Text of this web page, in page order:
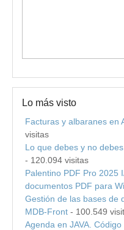
Lo más visto
Facturas y albaranes en
visitas
Lo que debes y no
- 120.094 visitas
Palentino PDF Pro 2025
documentos PDF para
Gestión de las bases de
MDB-Front - 100.549
Agenda en JAVA.